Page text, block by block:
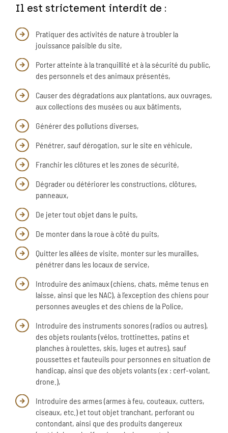
Il est strictement interdit de :
Pratiquer des activités de nature à troubler la
jouissance paisible du site,
Porter atteinte à la tranquillité et à la sécurité du public,
des personnels et des animaux présentés,
Causer des dégradations aux plantations, aux ouvrages,
aux collections des musées ou aux bâtiments,
Générer des pollutions diverses,
Pénétrer, sauf dérogation, sur le site en véhicule,
Franchir les clôtures et les zones de sécurité,
Dégrader ou détériorer les constructions, clôtures,
panneaux,
De jeter tout objet dans le puits,
De monter dans la roue à côté du puits,
Quitter les allées de visite, monter sur les murailles,
pénétrer dans les locaux de service,
Introduire des animaux (chiens, chats, même tenus en
laisse, ainsi que les NAC), à l’exception des chiens pour
personnes aveugles et des chiens de la Police,
Introduire des instruments sonores (radios ou autres),
des objets roulants (vélos, trottinettes, patins et
planches à roulettes, skis, luges et autres), sauf
poussettes et fauteuils pour personnes en situation de
handicap, ainsi que des objets volants (ex : cerf-volant,
drone.),
Introduire des armes (armes à feu, couteaux, cutters,
ciseaux, etc.) et tout objet tranchant, perforant ou
contondant, ainsi que des produits dangereux